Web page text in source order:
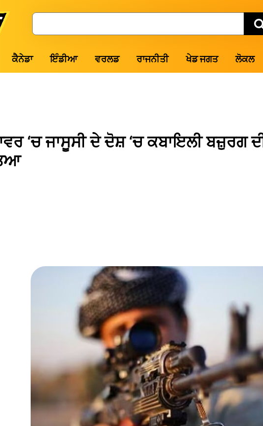
Search
ਕੈਨੇਡਾ ਇੰਡੀਆ ਵਰਲਡ ਰਾਜਨੀਤੀ ਖੇਡ ਜਗਤ ਲੋਕਲ
‘ਚ ਜਾਸੂਸੀ ਦੇ ਦੋਸ਼ ‘ਚ ਕਬਾਇਲੀ ਬਜ਼ੁਰਗ